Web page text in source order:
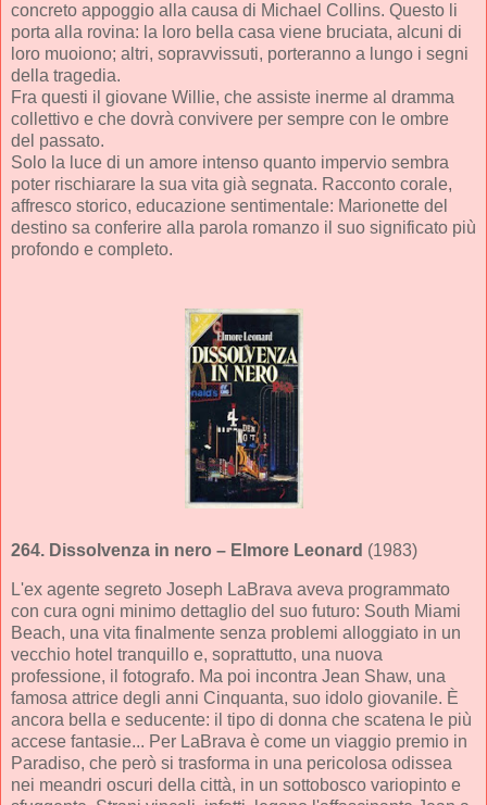
concreto appoggio alla causa di Michael Collins. Questo li
porta alla rovina: la loro bella casa viene bruciata, alcuni di
loro muoiono; altri, sopravvissuti, porteranno a lungo i segni
della tragedia.
Fra questi il giovane Willie, che assiste inerme al dramma
collettivo e che dovrà convivere per sempre con le ombre
del passato.
Solo la luce di un amore intenso quanto impervio sembra
poter rischiarare la sua vita già segnata. Racconto corale,
affresco storico, educazione sentimentale: Marionette del
destino sa conferire alla parola romanzo il suo significato più
profondo e completo.
264. Dissolvenza in nero – Elmore Leonard (1983)
L'ex agente segreto Joseph LaBrava aveva programmato
con cura ogni minimo dettaglio del suo futuro: South Miami
Beach, una vita finalmente senza problemi alloggiato in un
vecchio hotel tranquillo e, soprattutto, una nuova
professione, il fotografo. Ma poi incontra Jean Shaw, una
famosa attrice degli anni Cinquanta, suo idolo giovanile. È
ancora bella e seducente: il tipo di donna che scatena le più
accese fantasie... Per LaBrava è come un viaggio premio in
Paradiso, che però si trasforma in una pericolosa odissea
nei meandri oscuri della città, in un sottobosco variopinto e